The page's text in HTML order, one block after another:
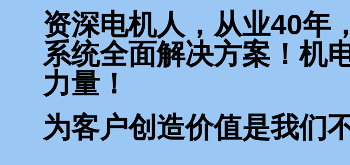
资深电机人，从业40年
系统全面解决方案！机
力量！
为客户创造价值是我们